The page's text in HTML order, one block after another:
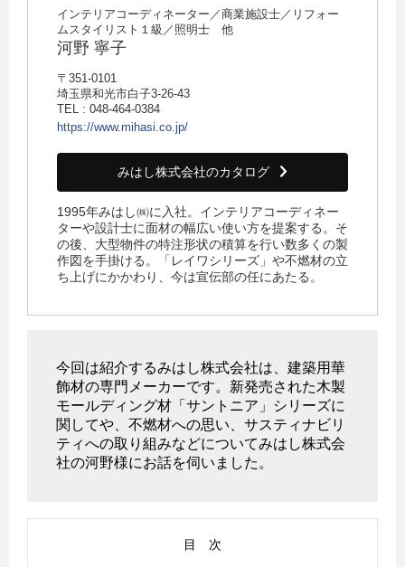
インテリアコーディネーター／商業施設士／リフォー
ムスタイリスト１級／照明士 他
河野 寧子
〒351-0101
埼玉県和光市白子3-26-43
TEL : 048-464-0384
https://www.mihasi.co.jp/
みはし株式会社のカタログ
1995年みはし㈱に入社。インテリアコーディネー
ターや設計士に面材の幅広い使い方を提案する。そ
の後、大型物件の特注形状の積算を行い数多くの製
作図を手掛ける。「レイワシリーズ」や不燃材の立
ち上げにかかわり、今は宣伝部の任にあたる。
今回は紹介するみはし株式会社は、建築用華
飾材の専門メーカーです。新発売された木製
モールディング材「サントニア」シリーズに
関してや、不燃材への思い、サスティナビリ
ティへの取り組みなどについてみはし株式会
社の河野様にお話を伺いました。
目 次